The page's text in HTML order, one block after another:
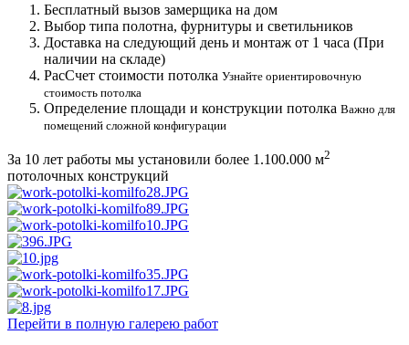
Бесплатный вызов замерщика на дом
Выбор типа полотна, фурнитуры и светильников
Доставка на следующий день и монтаж от 1 часа (При
наличии на складе)
РасСчет стоимости потолка Узнайте ориентировочную
стоимость потолка
Определение площади и конструкции потолка Важно для
помещений сложной конфигурации
За 10 лет работы мы установили более 1.100.000 м2
потолочных конструкций
Перейти в полную галерею работ